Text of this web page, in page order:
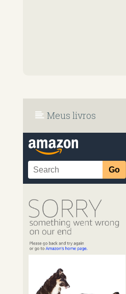
Meus livros